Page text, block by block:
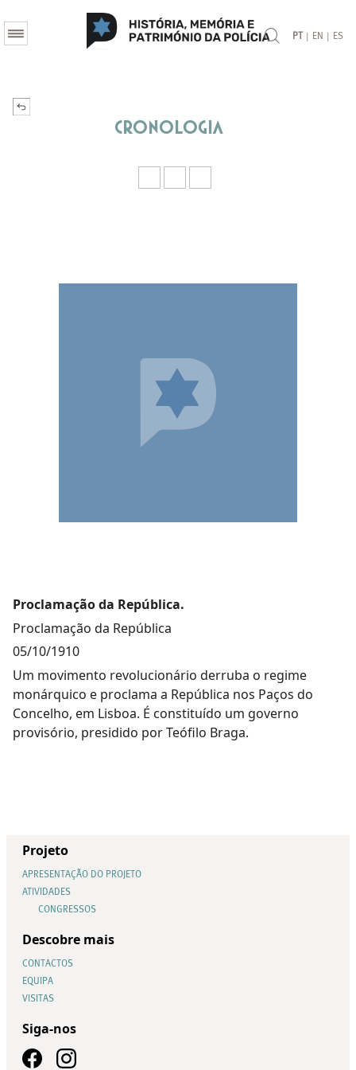
PT | EN | ES
Cronologia
Proclamação da República.
Proclamação da República
05/10/1910
Um movimento revolucionário derruba o regime
monárquico e proclama a República nos Paços do
Concelho, em Lisboa. É constituído um governo
provisório, presidido por Teófilo Braga.
Projeto
APRESENTAÇÃO DO PROJETO
ATIVIDADES
CONGRESSOS
Descobre mais
CONTACTOS
EQUIPA
VISITAS
Siga-nos